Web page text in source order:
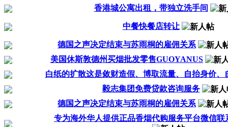
香港城公寓出租，带独立洗手间
中餐快餐店转让
德国之声决定结束与苏雨桐的雇佣关系
美国休斯敦德州买烟批发零售GUOYANUS
白纸的扩散这是敛财造假、博取流量、自抬身价、
毅志集团免费贷款咨询服务
德国之声决定结束与苏雨桐的雇佣关系
专为海外华人提供正品香烟代购服务平台微信联